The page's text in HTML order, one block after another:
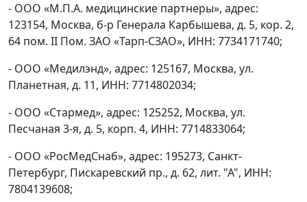
- ООО «М.П.А. медицинские партнеры», адрес:
123154, Москва, б-р Генерала Карбышева, д. 5, кор. 2,
64 пом. II Пом. ЗАО «Тарп-СЗАО», ИНН: 7734171740;
- ООО «Медилэнд», адрес: 125167, Москва, ул.
Планетная, д. 11, ИНН: 7714802034;
- ООО «Стармед», адрес: 125252, Москва, ул.
Песчаная 3-я, д. 5, корп. 4, ИНН: 7714833064;
- ООО «РосМедСнаб», адрес: 195273, Санкт-
Петербург, Пискаревский пр., д. 62, лит. "А", ИНН:
7804139608;